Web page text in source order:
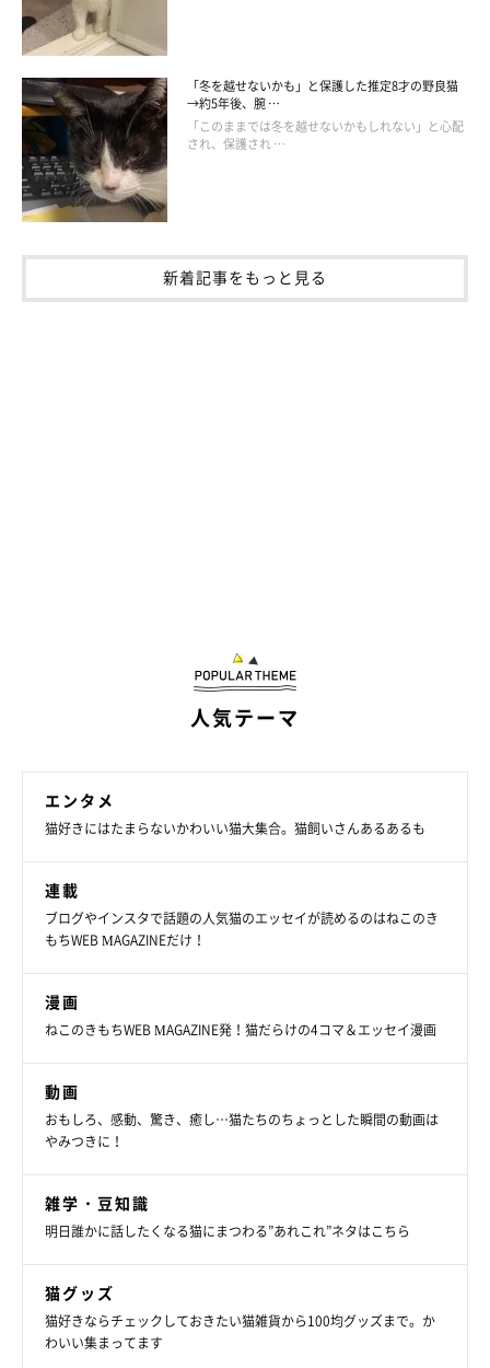
婦の生活が始まりました。
「むぎの魅力は、いつも私に向けてくれる『優しい眼差し』で
す。むぎは人間の言葉をしっかり理解しているな、人間らしい
な、と思うことが多く、とても穏やかで愛情深いコだと思いま
す。私と目が合うと必ず、優しく目を細めてくれるんです」
飼い主さんが話すように、TwitterやInstagramを見ているとむぎ
ちゃんの優しい表情が印象的です。見ているこちらも、優しい気
持ちになれるような気がします。
「冬を越せないかも」と保護した推定8才の野良猫
→約5年後、腕 …
「このままでは冬を越せないかもしれない」と心配
され、保護され …
新着記事をもっと見る
人気テーマ
エンタメ
猫好きにはたまらないかわいい猫大集合。猫飼いさんあるあるも
連載
ブログやインスタで話題の人気猫のエッセイが読めるのはねこのき
もちWEB MAGAZINEだけ！
漫画
ねこのきもちWEB MAGAZINE発！猫だらけの4コマ＆エッセイ漫画
動画
おもしろ、感動、驚き、癒し…猫たちのちょっとした瞬間の動画は
やみつきに！
雑学・豆知識
明日誰かに話したくなる猫にまつわる”あれこれ”ネタはこちら
猫グッズ
猫好きならチェックしておきたい猫雑貨から100均グッズまで。か
わいい集まってます